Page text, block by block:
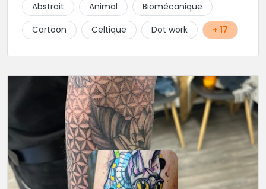
Abstrait Animal
Biomécanique
Cartoon
Celtique Dot work + 17